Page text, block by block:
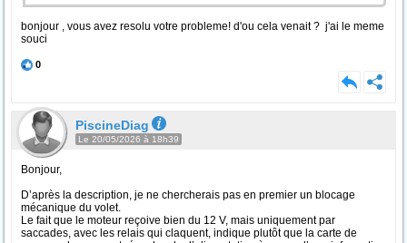
bonjour , vous avez resolu votre probleme! d'ou cela venait ? j'ai le meme
souci
0
PiscineDiag
Le 20/05/2026 à 18h39
Bonjour,
D’après la description, je ne chercherais pas en premier un blocage
mécanique du volet.
Le fait que le moteur reçoive bien du 12 V, mais uniquement par
saccades, avec les relais qui claquent, indique plutôt que la carte de